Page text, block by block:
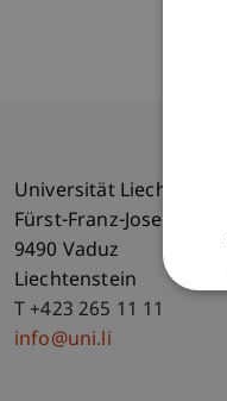
Universität
Fürst-Franz-Josef-
9490 Vaduz
Liechtenstein
T +423 265 11 11
info@uni.li